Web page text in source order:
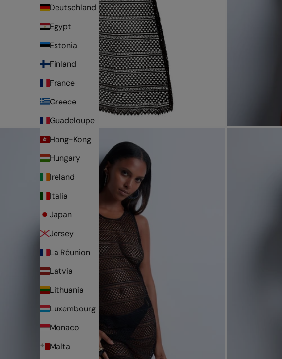
Deutschland
Egypt
Estonia
Finland
France
Greece
Guadeloupe
Hong-Kong
Hungary
Ireland
Italia
Japan
Jersey
La Réunion
Latvia
Lithuania
Luxembourg
Monaco
Malta